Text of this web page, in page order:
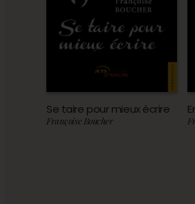
Se taire pour mieux écrire
Françoise Boucher